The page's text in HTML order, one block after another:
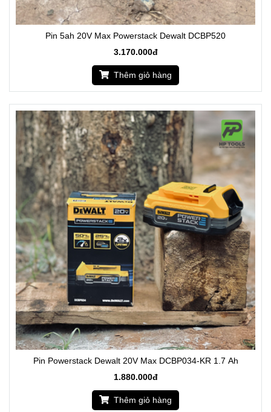
Pin 5ah 20V Max Powerstack Dewalt DCBP520
3.170.000đ
Thêm giỏ hàng
Pin Powerstack Dewalt 20V Max DCBP034-KR 1.7 Ah
1.880.000đ
Thêm giỏ hàng